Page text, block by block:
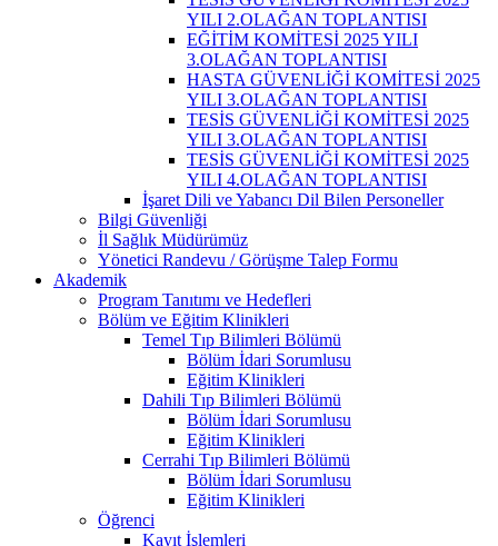
YILI 2.OLAĞAN TOPLANTISI
EĞİTİM KOMİTESİ 2025 YILI
3.OLAĞAN TOPLANTISI
HASTA GÜVENLİĞİ KOMİTESİ 2025
YILI 3.OLAĞAN TOPLANTISI
TESİS GÜVENLİĞİ KOMİTESİ 2025
YILI 3.OLAĞAN TOPLANTISI
TESİS GÜVENLİĞİ KOMİTESİ 2025
YILI 4.OLAĞAN TOPLANTISI
İşaret Dili ve Yabancı Dil Bilen Personeller
Bilgi Güvenliği
İl Sağlık Müdürümüz
Yönetici Randevu / Görüşme Talep Formu
Akademik
Program Tanıtımı ve Hedefleri
Bölüm ve Eğitim Klinikleri
Temel Tıp Bilimleri Bölümü
Bölüm İdari Sorumlusu
Eğitim Klinikleri
Dahili Tıp Bilimleri Bölümü
Bölüm İdari Sorumlusu
Eğitim Klinikleri
Cerrahi Tıp Bilimleri Bölümü
Bölüm İdari Sorumlusu
Eğitim Klinikleri
Öğrenci
Kayıt İşlemleri